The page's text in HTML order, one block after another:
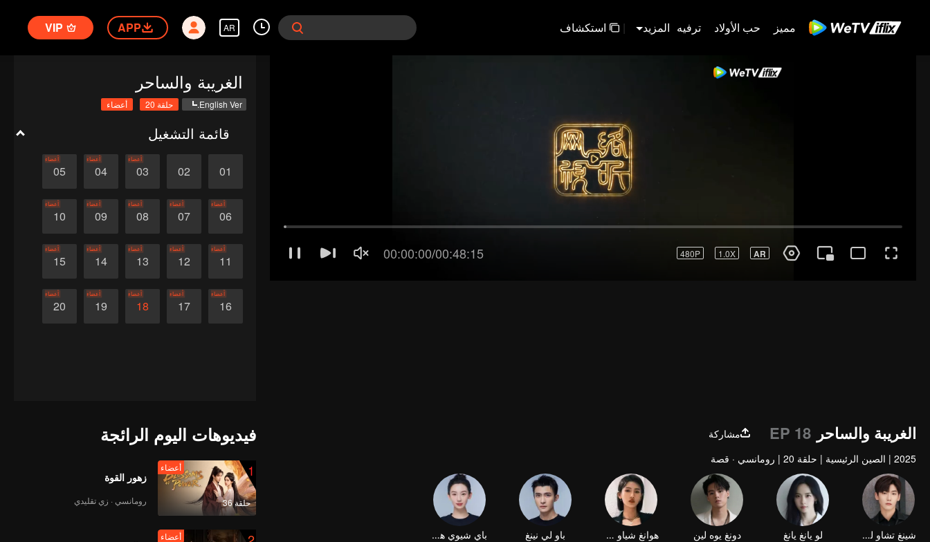
مميز حب الأولاد ترفيه المزيد | استكشاف AR
APP
VIP
الغريبة والساحر
English Ver. حلقة 20 أعضاء
قائمة التشغيل
01
02
03
أعضاء
04
أعضاء
05
أعضاء
06
أعضاء
07
أعضاء
08
أعضاء
09
أعضاء
10
أعضاء
11
أعضاء
12
أعضاء
13
أعضاء
14
أعضاء
15
أعضاء
16
أعضاء
17
أعضاء
18
أعضاء
19
أعضاء
20
أعضاء
الغريبة والساحر EP 18
مشاركة
2025
| الصين الرئيسية | حلقة 20 | رومانسي · قصة
فيديوهات اليوم الرائجة
1
حلقة 36
أعضاء
زهور القوة
رومانسي · زي تقليدي
أعضاء